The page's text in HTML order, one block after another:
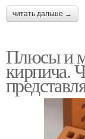
читать дальше →
Плюсы и
кирпича.